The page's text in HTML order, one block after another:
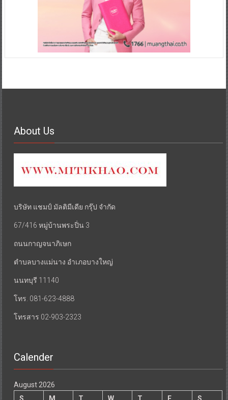
About Us
บริษัท แชมป์ มัลติมีเดีย กรุ๊ป จำกัด
67/416 หมู่บ้านพระปิ่น 3
ถนนกาญจนาภิเษก
ตำบลบางแม่นาง อำเภอบางใหญ่
นนทบุรี 11140
โทร. 081-623-4888
โทรสาร 02-903-2323
Calender
August 2026
S
M T W T F S